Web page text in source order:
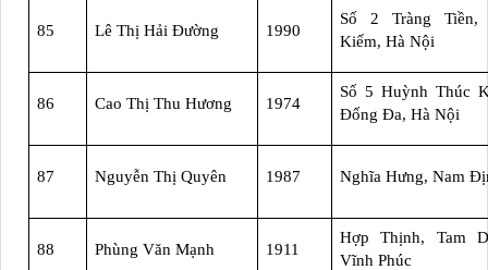
85 Lê Thị Hải Đường 1990
Số 2 Tràng Tiền,
Kiếm, Hà Nội
86 Cao Thị Thu Hương 1974
Số 5 Huỳnh Thúc
Đống Đa, Hà Nội
87 Nguyễn Thị Quyên 1987 Nghĩa Hưng, Nam
88 Phùng Văn Mạnh 1911
Hợp Thịnh, Tam
Vĩnh Phúc